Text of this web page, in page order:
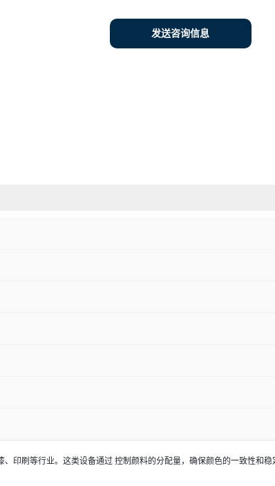
发送咨询信息
印刷等行业。这类设备通过 控制颜料的分配量，确保颜色的一致性和